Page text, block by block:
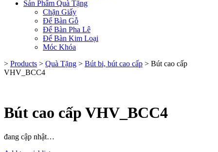
Sản Phẩm Quà Tặng
Chặn Giấy
Để Bàn Gỗ
Để Bàn Pha Lê
Để Bàn Kim Loại
Móc Khóa
> Products > Quà Tặng > Bút bi, bút cao cấp > Bút cao cấp
VHV_BCC4
Bút cao cấp VHV_BCC4
đang cập nhật…